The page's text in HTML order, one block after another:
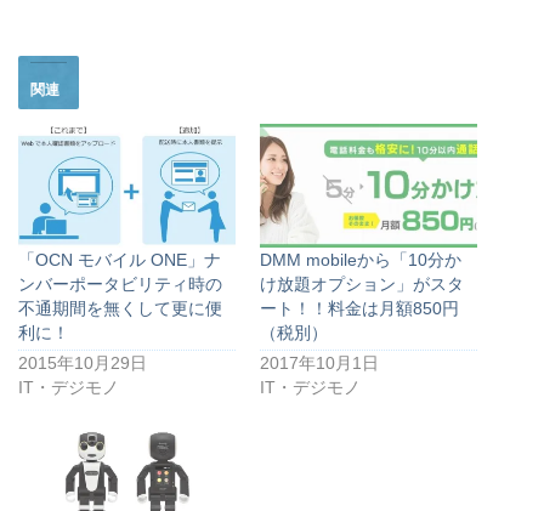
関連
「OCN モバイル ONE」ナ
ンバーポータビリティ時の
不通期間を無くして更に便
利に！
2015年10月29日
IT・デジモノ
DMM mobileから「10分か
け放題オプション」がスタ
ート！！料金は月額850円
（税別）
2017年10月1日
IT・デジモノ